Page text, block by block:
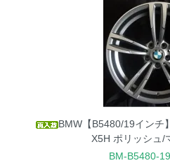
BMW【B5480/19インチ
X5H ポリッシュ/
BM-B5480-